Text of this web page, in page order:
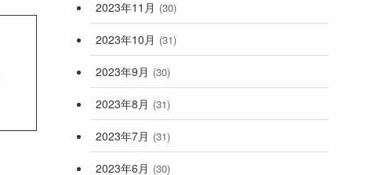
2023年11月 (30)
2023年10月 (31)
2023年9月 (30)
2023年8月 (31)
2023年7月 (31)
2023年6月 (30)